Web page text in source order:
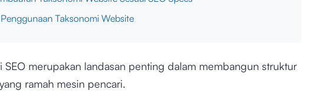
Taksonomi Website
SEO merupakan landasan penting dalam membangun struktur
ramah mesin pencari.